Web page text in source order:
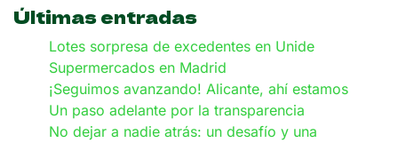
Últimas entradas
Lotes sorpresa de excedentes en Unide
Supermercados en Madrid
¡Seguimos avanzando! Alicante, ahí estamos
Un paso adelante por la transparencia
No dejar a nadie atrás: un desafío y una